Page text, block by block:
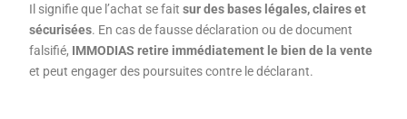
Il signifie que l’achat se fait sur des bases légales, claires et
sécurisées. En cas de fausse déclaration ou de document
falsifié, IMMODIAS retire immédiatement le bien de la vente
et peut engager des poursuites contre le déclarant.